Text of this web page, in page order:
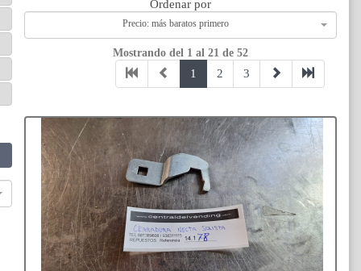
Ordenar por
Precio: más baratos primero
Mostrando del 1 al 21 de 52
1 2 3